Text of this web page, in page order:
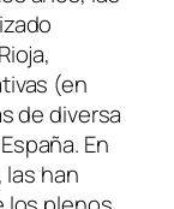
(en
de diversa
En
las han